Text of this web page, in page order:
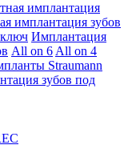
имплантация
имплантация зубов
Имплантация
All on 6 All on 4
Straumann
зубов под